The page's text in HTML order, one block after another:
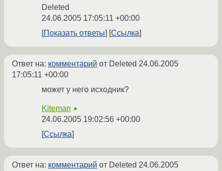
Deleted
24.06.2005 17:05:11 +00:00
Показать ответы
Ссылка
Ответ на: комментарий от Deleted 24.06.2005
17:05:11 +00:00
может у него исходник?
Kiteman ★
24.06.2005 19:02:56 +00:00
Ссылка
Ответ на: комментарий от Deleted 24.06.2005